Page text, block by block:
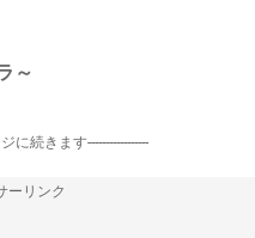
～
に続きます-----------------
ーリンク